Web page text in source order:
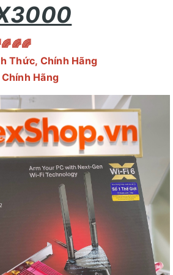
Thức, Chính Hãng
Hãng